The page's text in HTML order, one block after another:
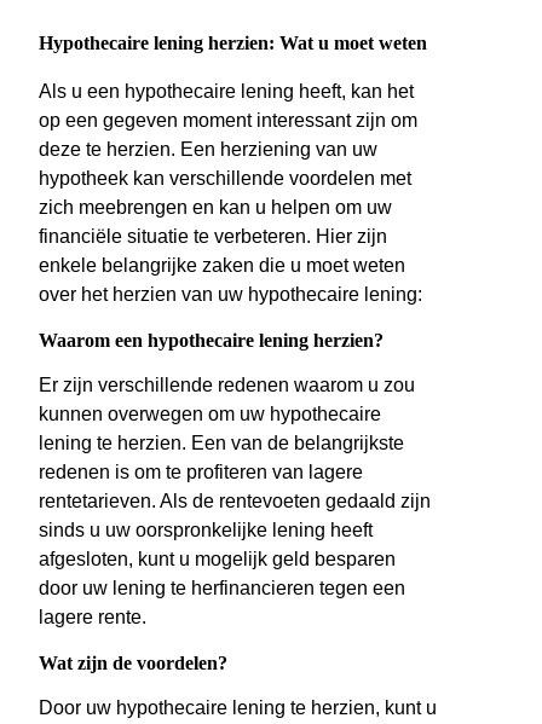
Hypothecaire lening herzien: Wat u moet weten
Als u een hypothecaire lening heeft, kan het
op een gegeven moment interessant zijn om
deze te herzien. Een herziening van uw
hypotheek kan verschillende voordelen met
zich meebrengen en kan u helpen om uw
financiële situatie te verbeteren. Hier zijn
enkele belangrijke zaken die u moet weten
over het herzien van uw hypothecaire lening:
Waarom een hypothecaire lening herzien?
Er zijn verschillende redenen waarom u zou
kunnen overwegen om uw hypothecaire
lening te herzien. Een van de belangrijkste
redenen is om te profiteren van lagere
rentetarieven. Als de rentevoeten gedaald zijn
sinds u uw oorspronkelijke lening heeft
afgesloten, kunt u mogelijk geld besparen
door uw lening te herfinancieren tegen een
lagere rente.
Wat zijn de voordelen?
Door uw hypothecaire lening te herzien, kunt u